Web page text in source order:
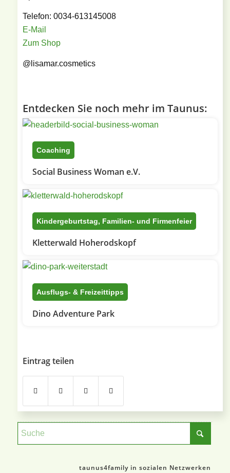
Telefon: 0034-613145008
E-Mail
Zum Shop
@lisamar.cosmetics
Entdecken Sie noch mehr im Taunus:
Coaching
Social Business Woman e.V.
Kindergeburtstag, Familien- und Firmenfeier
Kletterwald Hoherodskopf
Ausflugs- & Freizeittipps
Dino Adventure Park
Eintrag teilen
taunus4family in sozialen Netzwerken